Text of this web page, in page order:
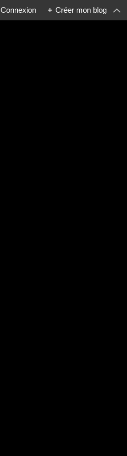
Connexion + Créer mon blog